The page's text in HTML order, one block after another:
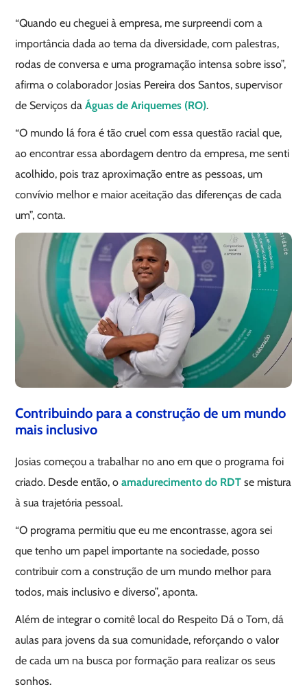
“Quando eu cheguei à empresa, me surpreendi com a
importância dada ao tema da diversidade, com palestras,
rodas de conversa e uma programação intensa sobre isso”,
afirma o colaborador Josias Pereira dos Santos, supervisor
de Serviços daÁguas de Ariquemes (RO).
“O mundo lá fora é tão cruel com essa questão racial que,
ao encontrar essa abordagem dentro da empresa, me senti
acolhido, pois traz aproximação entre as pessoas, um
convívio melhor e maior aceitação das diferenças de cada
um”, conta.
Contribuindo para a construção de um mundo
mais inclusivo
Josias começou a trabalhar no ano em que o programa foi
criado. Desde então, oamadurecimento do RDT se mistura
à sua trajetória pessoal.
“O programa permitiu que eu me encontrasse, agora sei
que tenho um papel importante na sociedade, posso
contribuir com a construção de um mundo melhor para
todos, mais inclusivo e diverso”, aponta.
Além de integrar o comitê local do Respeito Dá o Tom, dá
aulas para jovens da sua comunidade, reforçando o valor
de cada um na busca por formação para realizar os seus
sonhos.